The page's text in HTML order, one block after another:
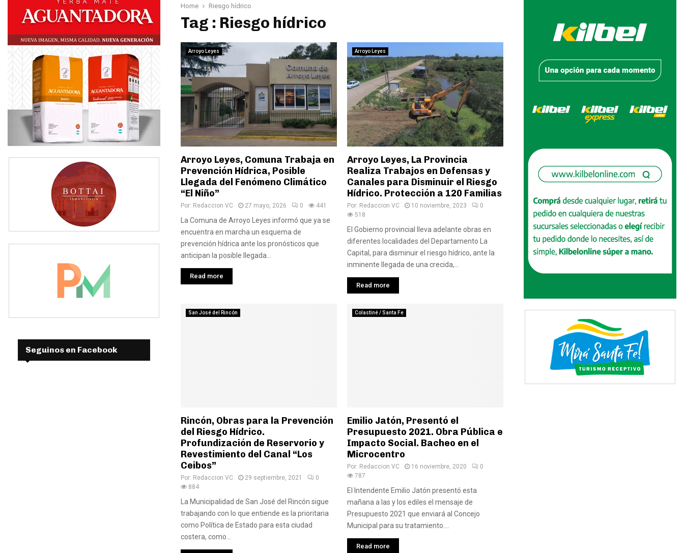
Home Riesgo hídrico
Tag : Riesgo hídrico
Arroyo Leyes
Arroyo Leyes, Comuna Trabaja en
Prevención Hídrica, Posible
Llegada del Fenómeno Climático
“El Niño”
Por: Redaccion VC 27 mayo, 2026 0 441
La Comuna de Arroyo Leyes informó que ya se
encuentra en marcha un esquema de
prevención hídrica ante los pronósticos que
anticipan la posible llegada...
Read more
Arroyo Leyes
Arroyo Leyes, La Provincia
Realiza Trabajos en Defensas y
Canales para Disminuir el Riesgo
Hídrico. Protección a 120 Familias
Por: Redaccion VC 10 noviembre, 2023
0
518
El Gobierno provincial lleva adelante obras en
diferentes localidades del Departamento La
Capital, para disminuir el riesgo hídrico, ante la
inminente llegada de una crecida,...
Read more
San José del Rincón
Rincón, Obras para la Prevención
del Riesgo Hídrico.
Profundización de Reservorio y
Revestimiento del Canal “Los
Ceibos”
Por: Redaccion VC 29 septiembre, 2021
0
884
La Municipalidad de San José del Rincón sigue
trabajando con lo que entiende es la prioritaria
como Política de Estado para esta ciudad
costera, como...
Colastiné / Santa Fe
Emilio Jatón, Presentó el
Presupuesto 2021. Obra Pública e
Impacto Social. Bacheo en el
Microcentro
Por: Redaccion VC 16 noviembre, 2020
0
787
El Intendente Emilio Jatón presentó esta
mañana a las y los ediles el mensaje de
Presupuesto 2021 que enviará al Concejo
Municipal para su tratamiento....
Read more
Seguinos en Facebook